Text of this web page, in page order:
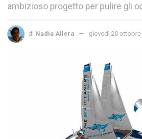
ambizioso progetto per pulire gli
di Nadia Allera giovedì 20 ottobre